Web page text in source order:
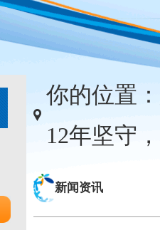
你的位置：
12年坚守
新闻资讯